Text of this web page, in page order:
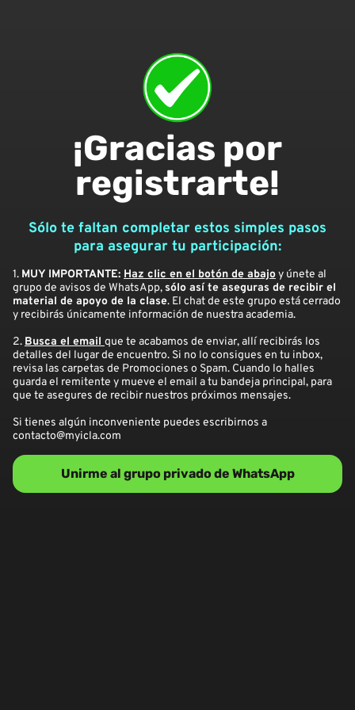
¡Gracias por
registrarte!
Sólo te faltan completar estos simples pasos
para asegurar tu participación:
1. MUY IMPORTANTE: Haz clic en el botón de abajoy únete al
grupo de avisos de WhatsApp,sólo así te aseguras de recibir el
material de apoyo de la clase. El chat de este grupo está cerrado
y recibirás únicamente información de nuestra academia.
2. Busca el email que te acabamos de enviar, allí recibirás los
detalles del lugar de encuentro. Si no lo consigues en tu inbox,
revisa las carpetas de Promociones o Spam. Cuando lo halles
guarda el remitente y mueve el email a tu bandeja principal, para
que te asegures de recibir nuestros próximos mensajes.
Si tienes algún inconveniente puedes escribirnos a
contacto@myicla.com
Unirme al grupo privado de WhatsApp